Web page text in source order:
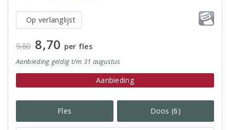
Op verlanglijst
9,80 8,70 per fles
Aanbieding geldig t/m 31 augustus
Aanbieding
Fles Doos (6)